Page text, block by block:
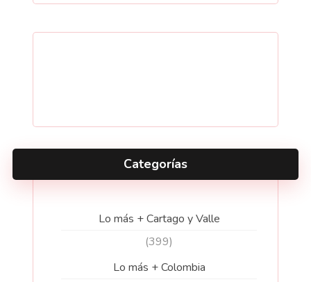
Categorías
Lo más + Cartago y Valle
(399)
Lo más + Colombia